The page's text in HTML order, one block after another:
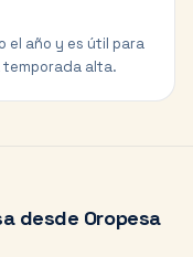
el año y es útil para
temporada alta.
desde Oropesa